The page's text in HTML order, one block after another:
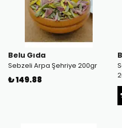
Belu Gıda
Sebzeli Arpa Şehriye 200gr
₺ 149.88